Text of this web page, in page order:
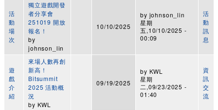
活
動
場
次
獨立遊戲開發
者分享會
251019 開放
報名！
by
johnson_lin
10/10/2025
by johnson_lin
星期
五,10/10/2025 -
00:09
活
動
訊
息
遊
戲
介
紹
來場人數再創
新高！
Bitsummit
2025 活動概
況
by KWL
09/19/2025
by KWL
星期
二,09/23/2025 -
01:40
資
訊
交
流